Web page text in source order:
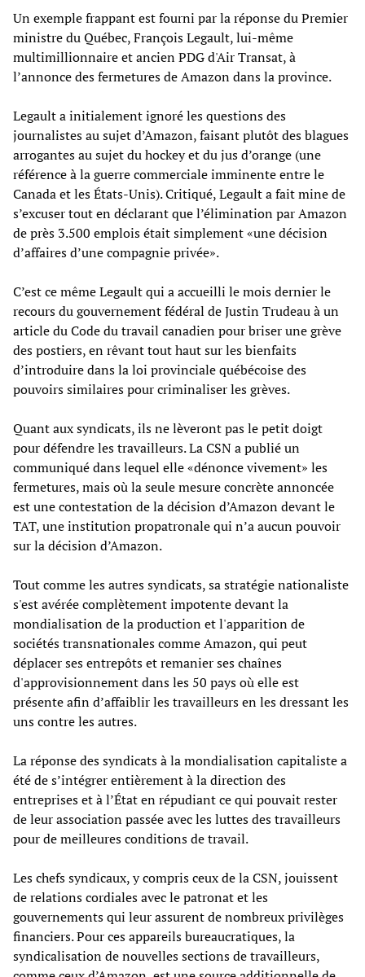
Un exemple frappant est fourni par la réponse du Premier
ministre du Québec, François Legault, lui-même
multimillionnaire et ancien PDG d'Air Transat, à
l’annonce des fermetures de Amazon dans la province.
Legault a initialement ignoré les questions des
journalistes au sujet d’Amazon, faisant plutôt des blagues
arrogantes au sujet du hockey et du jus d’orange (une
référence à la guerre commerciale imminente entre le
Canada et les États-Unis). Critiqué, Legault a fait mine de
s’excuser tout en déclarant que l’élimination par Amazon
de près 3.500 emplois était simplement «une décision
d’affaires d’une compagnie privée».
C’est ce même Legault qui a accueilli le mois dernier le
recours du gouvernement fédéral de Justin Trudeau à un
article du Code du travail canadien pour briser une grève
des postiers, en rêvant tout haut sur les bienfaits
d’introduire dans la loi provinciale québécoise des
pouvoirs similaires pour criminaliser les grèves.
Quant aux syndicats, ils ne lèveront pas le petit doigt
pour défendre les travailleurs. La CSN a publié un
communiqué dans lequel elle «dénonce vivement» les
fermetures, mais où la seule mesure concrète annoncée
est une contestation de la décision d’Amazon devant le
TAT, une institution propatronale qui n’a aucun pouvoir
sur la décision d’Amazon.
Tout comme les autres syndicats, sa stratégie nationaliste
s'est avérée complètement impotente devant la
mondialisation de la production et l'apparition de
sociétés transnationales comme Amazon, qui peut
déplacer ses entrepôts et remanier ses chaînes
d'approvisionnement dans les 50 pays où elle est
présente afin d’affaiblir les travailleurs en les dressant les
uns contre les autres.
La réponse des syndicats à la mondialisation capitaliste a
été de s’intégrer entièrement à la direction des
entreprises et à l’État en répudiant ce qui pouvait rester
de leur association passée avec les luttes des travailleurs
pour de meilleures conditions de travail.
Les chefs syndicaux, y compris ceux de la CSN, jouissent
de relations cordiales avec le patronat et les
gouvernements qui leur assurent de nombreux privilèges
financiers. Pour ces appareils bureaucratiques, la
syndicalisation de nouvelles sections de travailleurs,